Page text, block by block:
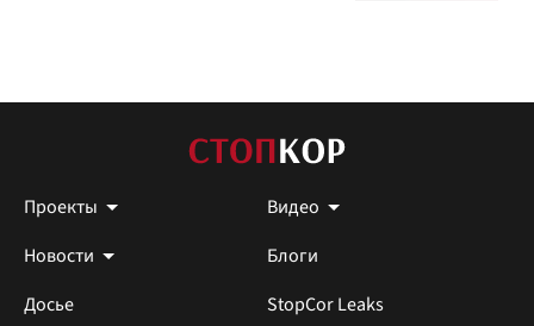
Проекты
Видео
Новости
Блоги
Досье
StopCor Leaks